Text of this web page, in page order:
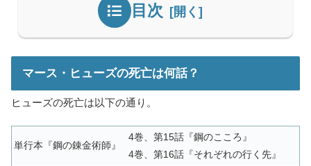
目次
マース・ヒューズの死亡は何話？
ヒューズの死亡は以下の通り。
単行本『鋼の錬金術師』
4巻、第15話『鋼のこころ』
4巻、第16話『それぞれの行く先』